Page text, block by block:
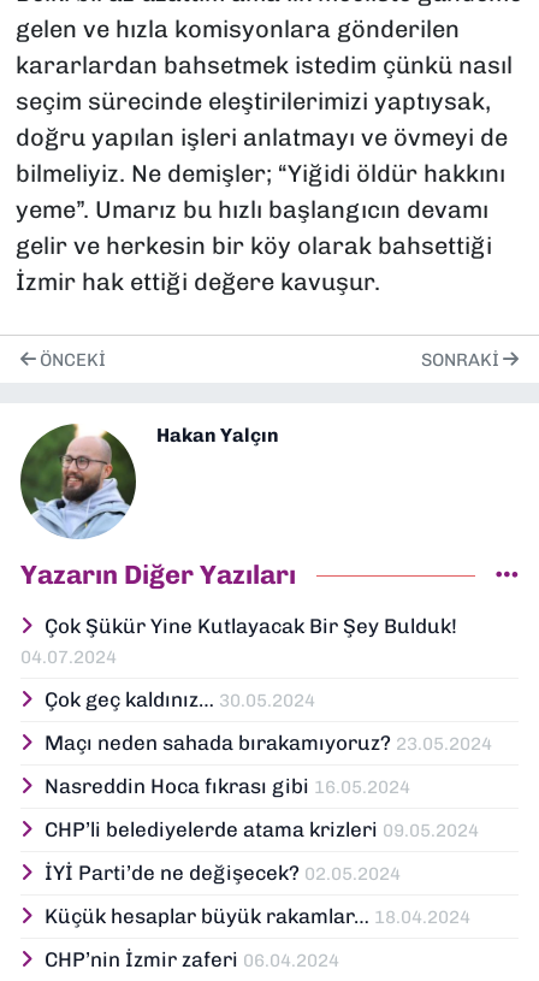
gelen ve hızla komisyonlara gönderilen
kararlardan bahsetmek istedim çünkü nasıl
seçim sürecinde eleştirilerimizi yaptıysak,
doğru yapılan işleri anlatmayı ve övmeyi de
bilmeliyiz. Ne demişler; “Yiğidi öldür hakkını
yeme”. Umarız bu hızlı başlangıcın devamı
gelir ve herkesin bir köy olarak bahsettiği
İzmir hak ettiği değere kavuşur.
ÖNCEKI SONRAKI
Hakan Yalçın
Yazarın Diğer Yazıları
Çok Şükür Yine Kutlayacak Bir Şey Bulduk!
04.07.2024
Çok geç kaldınız… 30.05.2024
Maçı neden sahada bırakamıyoruz? 23.05.2024
Nasreddin Hoca fıkrası gibi 16.05.2024
CHP’li belediyelerde atama krizleri 09.05.2024
İYİ Parti’de ne değişecek? 02.05.2024
Küçük hesaplar büyük rakamlar… 18.04.2024
CHP’nin İzmir zaferi 06.04.2024